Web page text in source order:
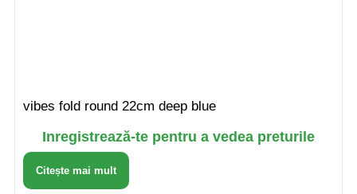
vibes fold round 22cm deep blue
Inregistrează-te pentru a vedea preturile
Citește mai mult